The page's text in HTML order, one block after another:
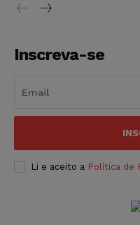
Inscreva-se
Li e aceito a Política de